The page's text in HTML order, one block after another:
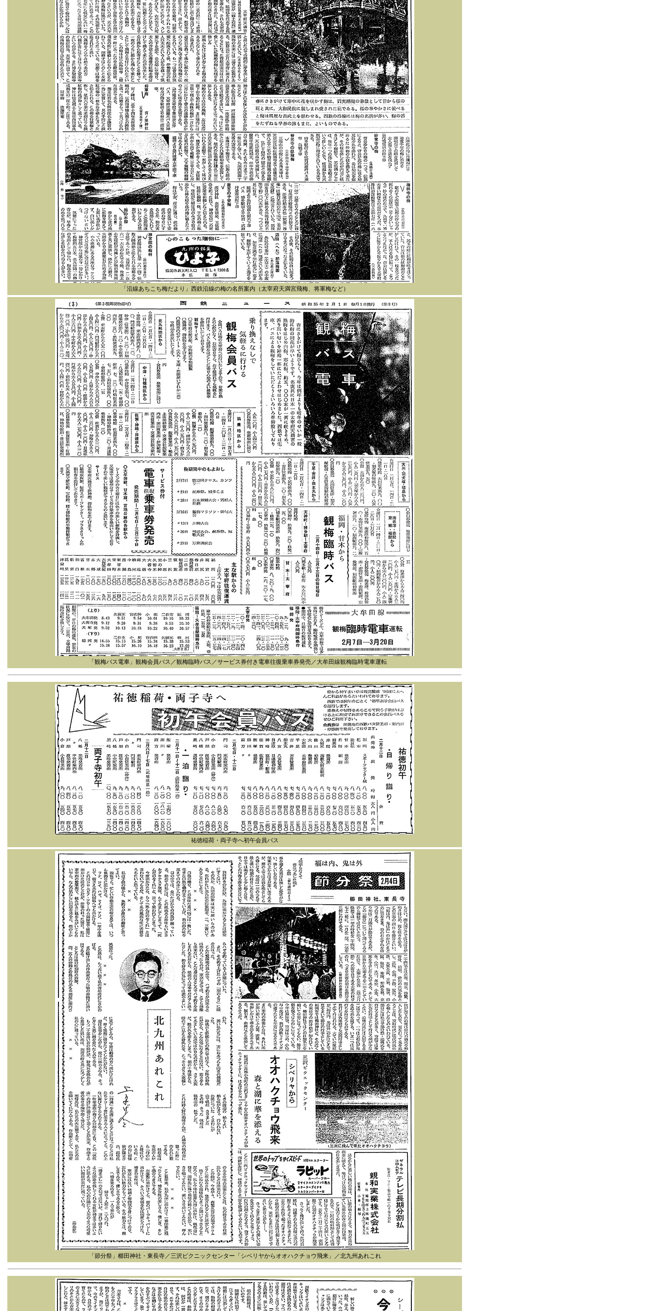
「沿線あちこち梅だより」西鉄沿線の梅の名所案内（太宰府天満宮飛梅、将軍梅など）
「観梅バス電車」観梅会員バス／観梅臨時バス／サービス券付き電車往復乗車券発売／大牟田線観梅臨時電車運転
祐徳稲荷・両子寺へ初午会員バス
「節分祭」櫛田神社・東長寺／三沢ピクニックセンター「シベリヤからオオハクチョウ飛来」／北九州あれこれ